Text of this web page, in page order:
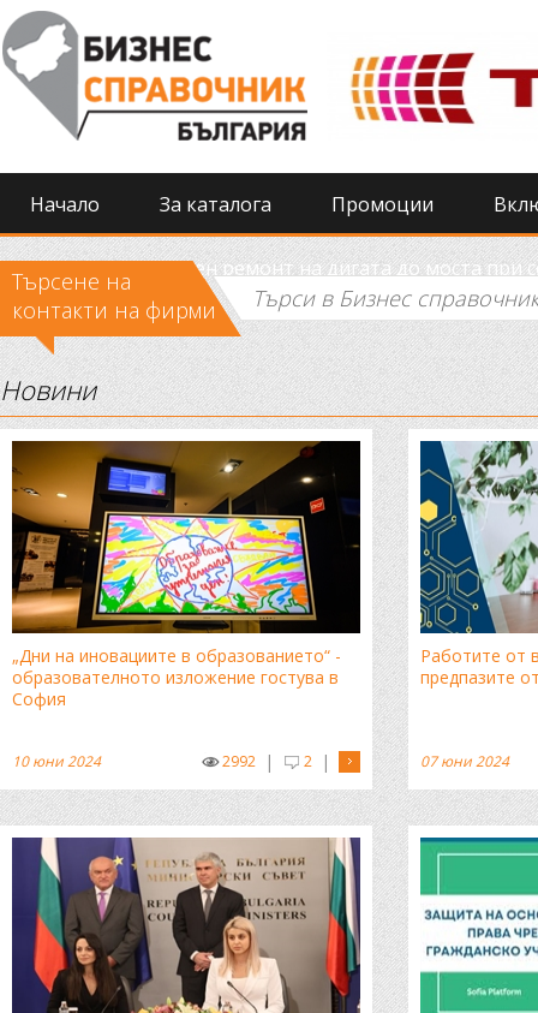
Начало За каталога Промоции
Извършиха спешен ремонт на дигата до моста при
Търсене на
контакти на фирми
Новини
„Дни на иновациите в образованието“ -
образователното изложение гостува в
София
|
2
|
2992
10 юни 2024
Работите от
предпазите
07 юни 2024